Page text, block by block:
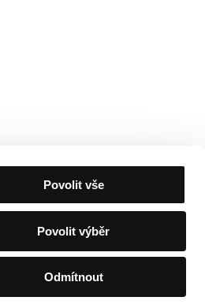
Povolit vše
Povolit výběr
Odmítnout